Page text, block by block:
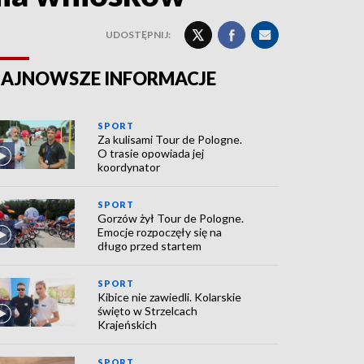
UDOSTĘPNIJ:
INFORMACJE
SPORT
Za kulisami Tour de Pologne.
O trasie opowiada jej
koordynator
SPORT
Gorzów żył Tour de Pologne.
Emocje rozpoczęły się na
długo przed startem
SPORT
Kibice nie zawiedli. Kolarskie
święto w Strzelcach
Krajeńskich